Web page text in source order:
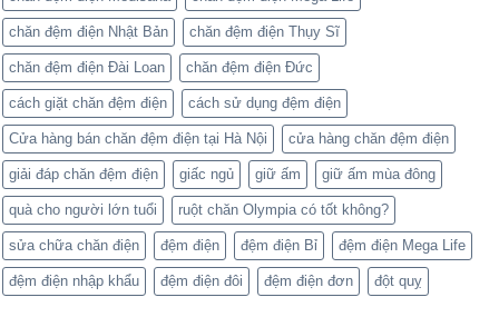
chăn đệm điện Nhật Bản chăn đệm điện Thụy Sĩ
chăn đệm điện Đài Loan chăn đệm điện Đức
cách giặt chăn đệm điện cách sử dụng đệm điện
Cửa hàng bán chăn đệm điện tại Hà Nội cửa hàng chăn đệm điện
giải đáp chăn đệm điện giấc ngủ giữ ấm giữ ấm mùa đông
quà cho người lớn tuổi ruột chăn Olympia có tốt không?
sửa chữa chăn điện đệm điện đệm điện Bỉ đệm điện Mega Life
đệm điện nhập khẩu đệm điện đôi đệm điện đơn đột quỵ